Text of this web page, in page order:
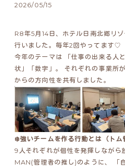
2026/05/15
R8年5月14日、ホテル日南北郷リ
行いました。毎年2回やってます♡
今年のテーマは 「仕事の出来る人
状」「数字」。 それぞれの事業所
からの方向性を共有しました。
❄️強いチームを作る行動とは（トム
9人それぞれが個性を発揮しなが
MAN(管理者の推し)のように、 「